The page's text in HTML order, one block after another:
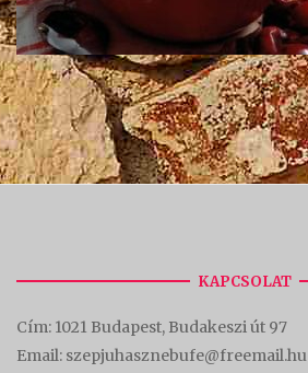
KAPCSOLAT
Cím: 1021 Budapest, Budakeszi út 97
Email: szepjuhasznebufe@freemail.hu